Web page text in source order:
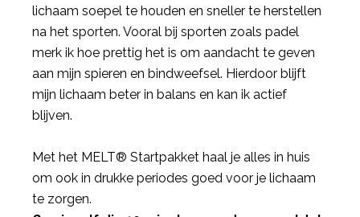
lichaam soepel te houden en sneller te herstellen
na het sporten. Vooral bij sporten zoals padel
merk ik hoe prettig het is om aandacht te geven
aan mijn spieren en bindweefsel. Hierdoor blijft
mijn lichaam beter in balans en kan ik actief
blijven.
Met het MELT® Startpakket haal je alles in huis
om ook in drukke periodes goed voor je lichaam
te zorgen.